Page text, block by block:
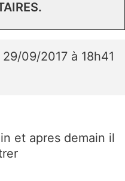
29/09/2017 à 18h41
et apres demain il